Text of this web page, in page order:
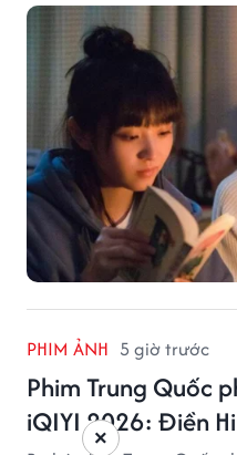
PHIM ẢNH 5 giờ trước
Phim Trung Quốc
iQIYI 2026: Điền
×